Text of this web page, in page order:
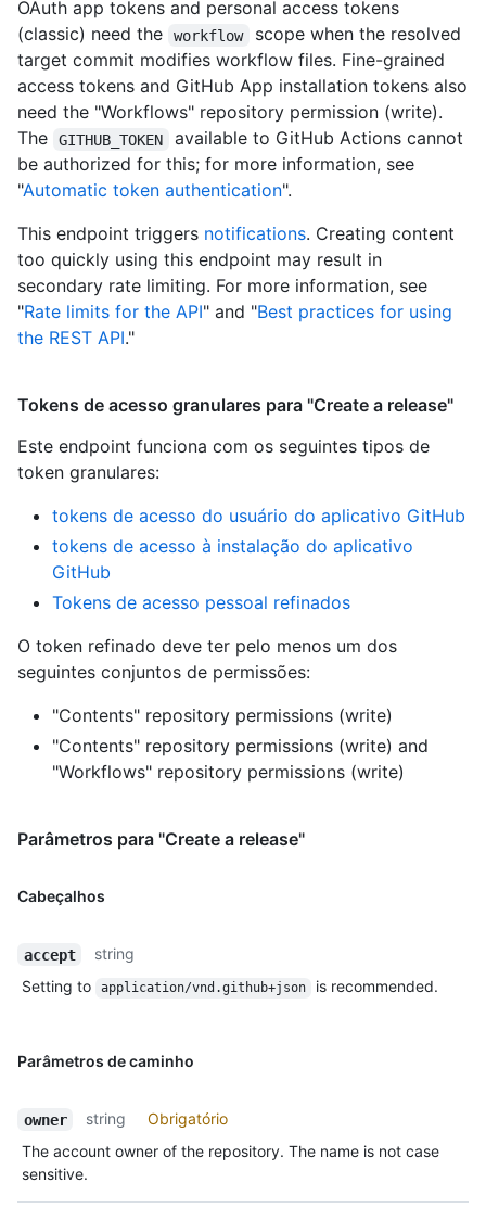
OAuth app tokens and personal access tokens
(classic) need the
workflow
scope when the resolved
target commit modifies workflow files. Fine-grained
access tokens and GitHub App installation tokens also
need the "Workflows" repository permission (write).
The
GITHUB_TOKEN
available to GitHub Actions cannot
be authorized for this; for more information, see
"Automatic token authentication".
This endpoint triggers notifications. Creating content
too quickly using this endpoint may result in
secondary rate limiting. For more information, see
"Rate limits for the API" and "Best practices for using
the REST API."
Tokens de acesso granulares para "Create a release"
Este endpoint funciona com os seguintes tipos de
token granulares:
tokens de acesso do usuário do aplicativo GitHub
tokens de acesso à instalação do aplicativo
GitHub
Tokens de acesso pessoal refinados
O token refinado deve ter pelo menos um dos
seguintes conjuntos de permissões:
"Contents" repository permissions (write)
"Contents" repository permissions (write) and
"Workflows" repository permissions (write)
Parâmetros para "Create a release"
Cabeçalhos
accept
string
Setting to
application/vnd.github+json is recommended.
Parâmetros de caminho
owner string
Obrigatório
The account owner of the repository. The name is not case
sensitive.